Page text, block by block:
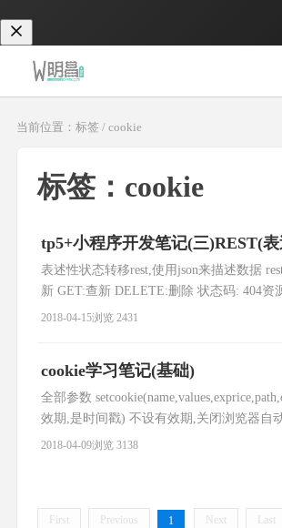
当前位置：标签 / cookie
标签：cookie
tp5+小程序开发笔记(三)REST(
表述性状态转移rest,使用json来描述数据
新 GET:查新 DELETE:删除 状态码: 404资
2018-04-15浏览 2431
cookie学习笔记(基础)
全部参数
效期,是时间戳) 不设有效期,关闭浏览器自
2018-04-09浏览 3138
First Previous 1 Next Last